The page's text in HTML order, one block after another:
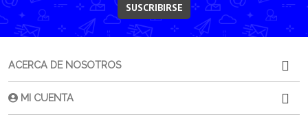
SUSCRIBIRSE
ACERCA DE NOSOTROS
MI CUENTA